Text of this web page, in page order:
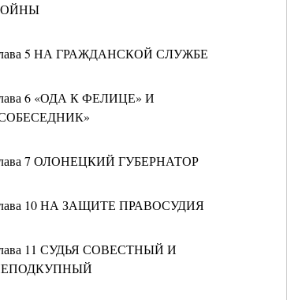
5 НА ГРАЖДАНСКОЙ СЛУЖБЕ
6 «ОДА К ФЕЛИЦЕ» И
7 ОЛОНЕЦКИЙ ГУБЕРНАТОР
10 НА ЗАЩИТЕ ПРАВОСУДИЯ
11 СУДЬЯ СОВЕСТНЫЙ И